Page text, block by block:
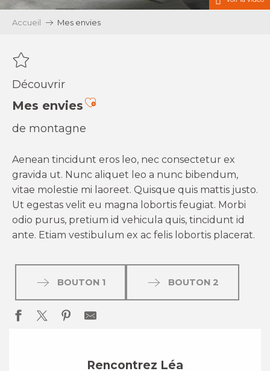
Accueil Mes envies
Découvrir
Mes enviesAjouter aux favoris
de montagne
Aenean tincidunt eros leo, nec consectetur ex
gravida ut. Nunc aliquet leo a nunc bibendum,
vitae molestie mi laoreet. Quisque quis mattis justo.
Ut egestas velit eu magna lobortis feugiat. Morbi
odio purus, pretium id vehicula quis, tincidunt id
ante. Etiam vestibulum ex ac felis lobortis placerat.
BOUTON 1 BOUTON 2
Rencontrez Léa